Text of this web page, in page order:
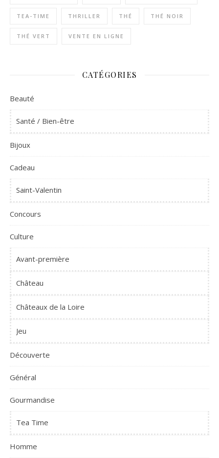
TEA-TIME THRILLER THÉ THÉ NOIR
THÉ VERT VENTE EN LIGNE
CATÉGORIES
Beauté
Santé / Bien-être
Bijoux
Cadeau
Saint-Valentin
Concours
Culture
Avant-première
Château
Châteaux de la Loire
Jeu
Découverte
Général
Gourmandise
Tea Time
Homme